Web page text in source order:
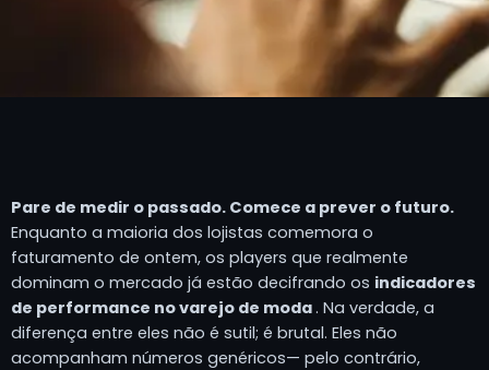
Pare de medir o passado. Comece a prever o futuro.
Enquanto a maioria dos lojistas comemora o
faturamento de ontem, os players que realmente
dominam o mercado já estão decifrando os indicadores
de performance no varejo de moda. Na verdade, a
diferença entre eles não é sutil; é brutal. Eles não
acompanham números genéricos— pelo contrário,